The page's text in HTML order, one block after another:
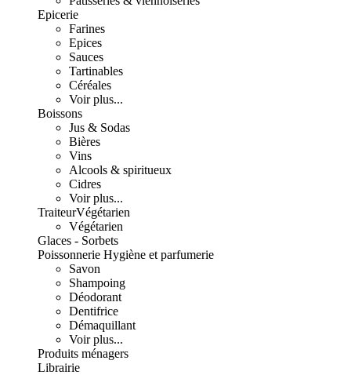
Epicerie
Farines
Epices
Sauces
Tartinables
Céréales
Voir plus...
Boissons
Jus & Sodas
Bières
Vins
Alcools & spiritueux
Cidres
Voir plus...
TraiteurVégétarien
Végétarien
Glaces - Sorbets
Poissonnerie Hygiène et parfumerie
Savon
Shampoing
Déodorant
Dentifrice
Démaquillant
Voir plus...
Produits ménagers
Librairie